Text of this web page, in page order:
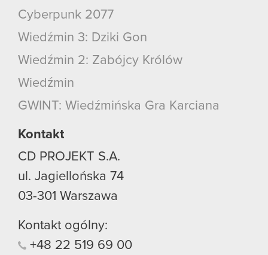
Cyberpunk 2077
Wiedźmin 3: Dziki Gon
Wiedźmin 2: Zabójcy Królów
Wiedźmin
GWINT: Wiedźmińska Gra Karciana
Kontakt
CD PROJEKT S.A.
ul. Jagiellońska 74
03-301 Warszawa
Kontakt ogólny:
+48 22 519 69 00